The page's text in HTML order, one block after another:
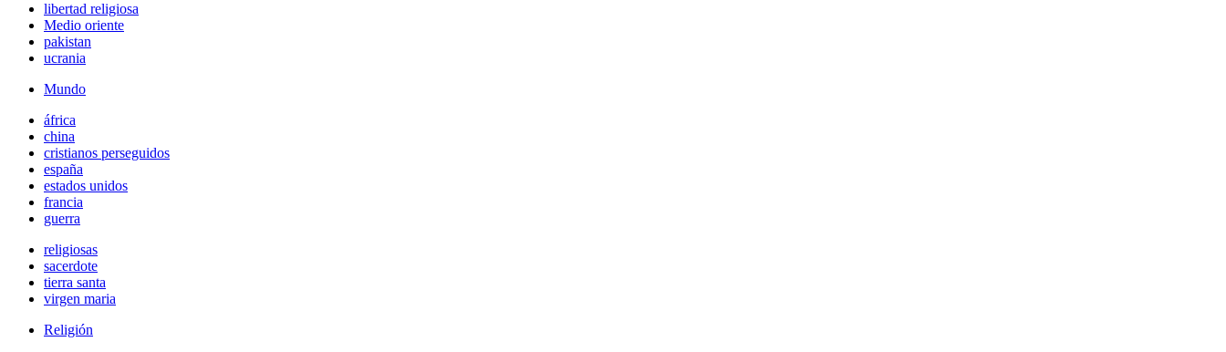
libertad religiosa
Medio oriente
pakistan
ucrania
Mundo
áfrica
china
cristianos perseguidos
españa
estados unidos
francia
guerra
religiosas
sacerdote
tierra santa
virgen maria
Religión